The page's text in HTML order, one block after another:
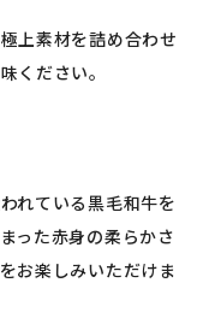
上素材を詰め合わせ
ください。
れている黒毛和牛を
った赤身の柔らかさ
お楽しみいただけま